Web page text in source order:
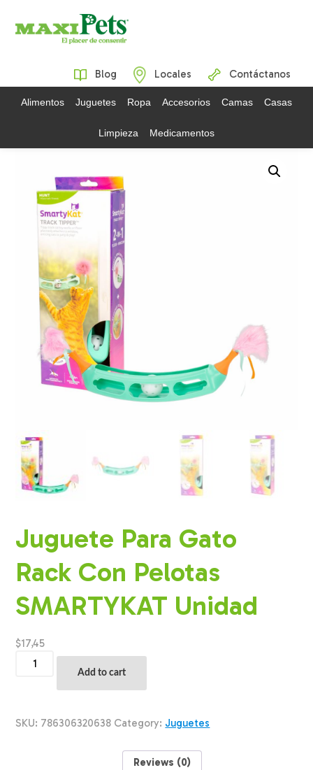
Blog Locales Contáctanos
Alimentos Juguetes Ropa Accesorios Camas Casas
Limpieza Medicamentos
Juguete Para Gato
Rack Con Pelotas
SMARTYKAT Unidad
$17,45
Para
Pelotas
Add to cart
SKU: 786306320638 Category: Juguetes
Reviews (0)